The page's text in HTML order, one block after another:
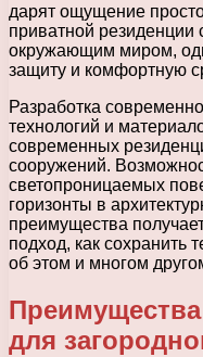
дарят ощущение
приватной резиденции
окружающим миром,
защиту и комфортную
Разработка
технологий и
современных
сооружений.
светопроницаемых
горизонты в
преимущества
подход, как сохранить
об этом и многом
для